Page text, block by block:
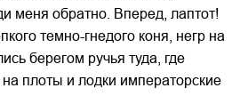
меня обратно. Вперед, лаптот!
темно-гнедого коня, негр на
берегом ручья туда, где
плоты и лодки императорские